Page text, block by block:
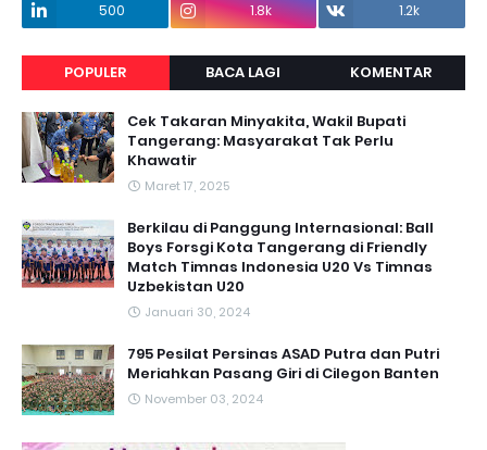
500
1.8k 1.2k
POPULER BACA LAGI KOMENTAR
Cek Takaran Minyakita, Wakil Bupati
Tangerang: Masyarakat Tak Perlu
Khawatir
Maret 17, 2025
Berkilau di Panggung Internasional: Ball
Boys Forsgi Kota Tangerang di Friendly
Match Timnas Indonesia U20 Vs Timnas
Uzbekistan U20
Januari 30, 2024
795 Pesilat Persinas ASAD Putra dan Putri
Meriahkan Pasang Giri di Cilegon Banten
November 03, 2024